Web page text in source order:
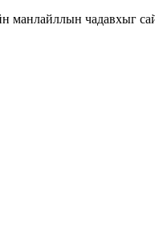
чадавхыг